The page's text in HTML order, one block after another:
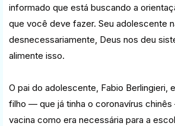
informado que está buscando a
que você deve fazer. Seu adolescente
desnecessariamente, Deus nos deu
alimente isso.
O pai do adolescente, Fabio Berlingieri,
filho — que já tinha o coronavírus
vacina como era necessária para a